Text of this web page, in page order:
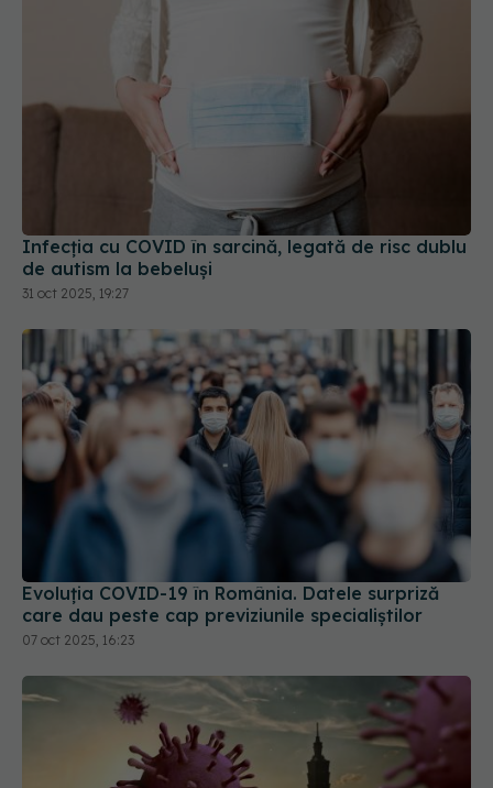
Infecția cu COVID în sarcină, legată de risc dublu
de autism la bebeluși
31 oct 2025, 19:27
Evoluția COVID-19 în România. Datele surpriză
care dau peste cap previziunile specialiștilor
07 oct 2025, 16:23